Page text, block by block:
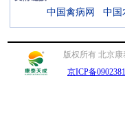
中国禽病网 中国
版权所有 北京
京ICP备